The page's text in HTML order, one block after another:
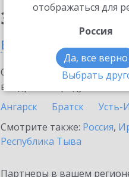
отображаться для
Россия
Да, все верно
Выбрать
Заказать
в Саянске
Ознакомьтесь с
внедрение продукта.
Ангарск
Братск Усть-
Смотрите также: Россия,
Республика Тыва
Партнеры в вашем